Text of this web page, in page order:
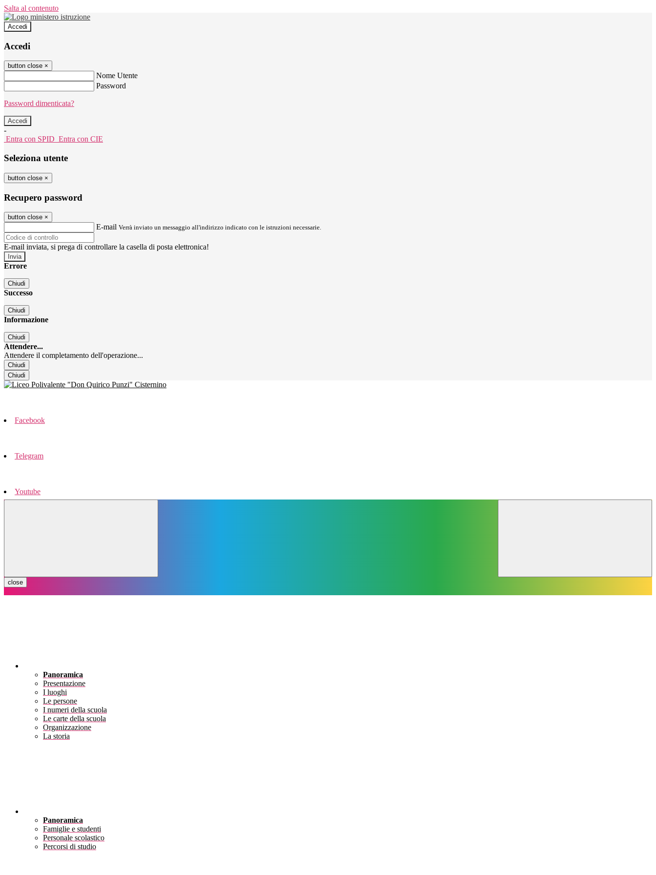
Salta al contenuto
Accedi
Accedi
button close ×
Nome Utente
Password
Password dimenticata?
-
Entra con SPID Entra con CIE
Seleziona utente
button close ×
Recupero password
button close ×
E-mail Verrà inviato un messaggio all'indirizzo indicato con le istruzioni necessarie.
E-mail inviata, si prega di controllare la casella di posta elettronica!
Errore
Chiudi
Successo
Chiudi
Informazione
Chiudi
Attendere...
Attendere il completamento dell'operazione...
Chiudi
Chiudi
Facebook
Telegram
Youtube
close
Panoramica
Presentazione
I luoghi
Le persone
I numeri della scuola
Le carte della scuola
Organizzazione
La storia
Panoramica
Famiglie e studenti
Personale scolastico
Percorsi di studio